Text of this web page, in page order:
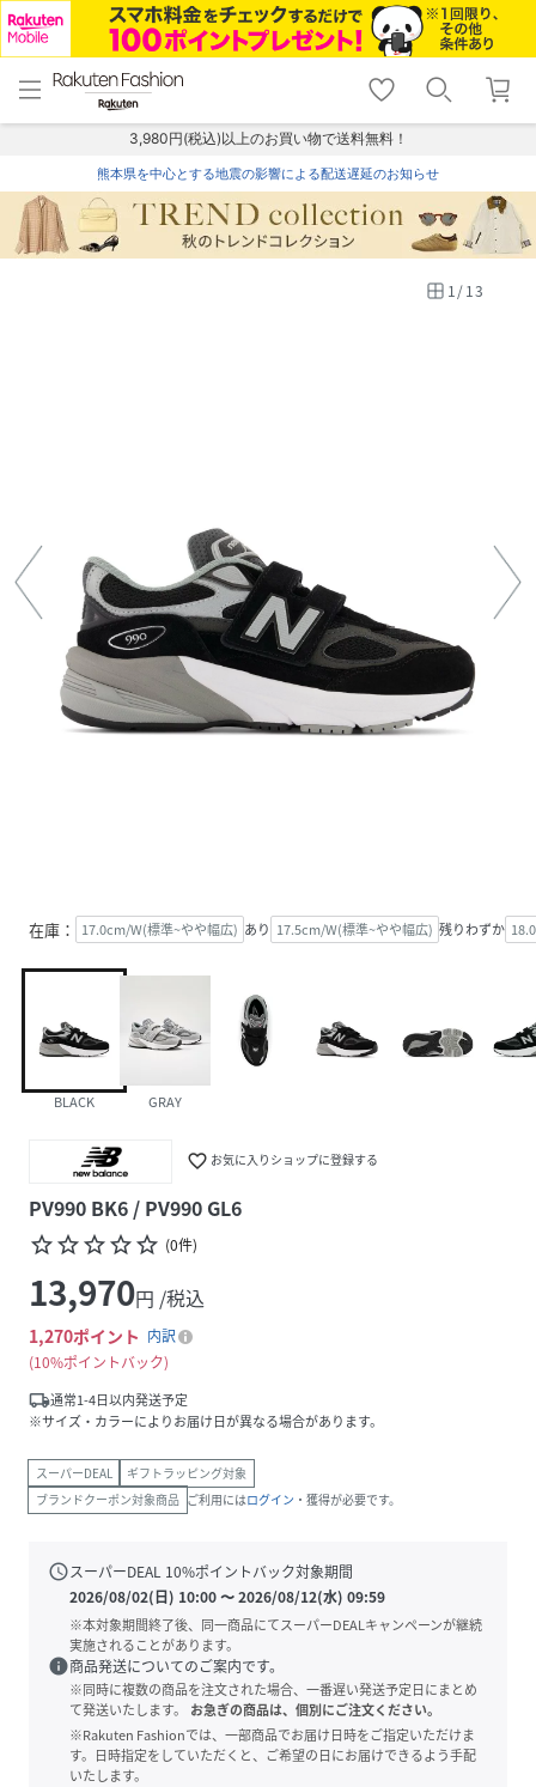
menu home
トップ
shopping_cart lock_outline
ログイン
3,980円(税込)以上のお買い物で送料無料！
熊本県を中心とする地震の影響による配送遅延のお知らせ
1/13
在庫： 17.0cm/W(標準~やや幅広) あり 17.5cm/W(標準~やや幅広) 残りわずか
BLACK GRAY
favorite_border お気に入りショップに登録する
PV990 BK6 / PV990 GL6
star_borderstar_borderstar_borderstar_borderstar_border (0件)
13,970円 /税込
1,270ポイント 内訳
10%ポイントバック
local_shipping通常1-4日以内発送予定
※サイズ・カラーによりお届け日が異なる場合があります。
スーパーDEAL
ギフトラッピング対象
ブランドクーポン対象商品 ご利用にはログイン ・獲得が必要です。
scheduleスーパーDEAL 10%ポイントバック対象期間
2026/08/02(日) 10:00〜2026/08/12(水) 09:59
※本対象期間終了後、同一商品にてスーパーDEALキャンペーンが継続
実施されることがあります。
info商品発送についてのご案内です。
※同時に複数の商品を注文された場合、一番遅い発送予定日にまとめ
て発送いたします。
お急ぎの商品は、個別にご注文ください。
※Rakuten Fashionでは、一部商品でお届け日時をご指定いただけま
す。日時指定をしていただくと、ご希望の日にお届けできるよう手配
いたします。